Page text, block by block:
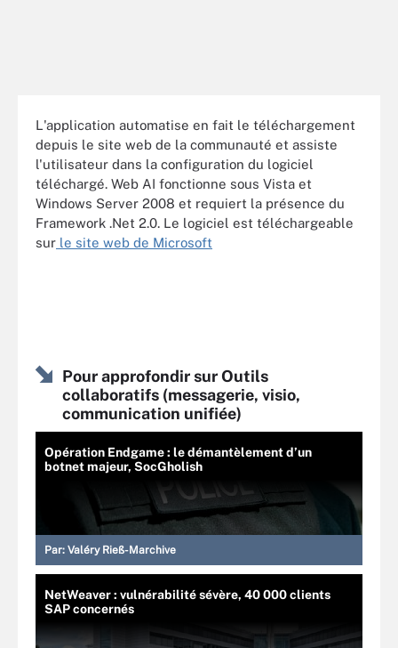
L'application automatise en fait le téléchargement
depuis le site web de la communauté et assiste
l'utilisateur dans la configuration du logiciel
téléchargé. Web AI fonctionne sous Vista et
Windows Server 2008 et requiert la présence du
Framework .Net 2.0. Le logiciel est téléchargeable
sur le site web de Microsoft
Pour approfondir sur Outils
collaboratifs (messagerie, visio,
communication unifiée)
Opération Endgame : le démantèlement d’un
botnet majeur, SocGholish
Par: Valéry Rieß-Marchive
NetWeaver : vulnérabilité sévère, 40 000 clients
SAP concernés